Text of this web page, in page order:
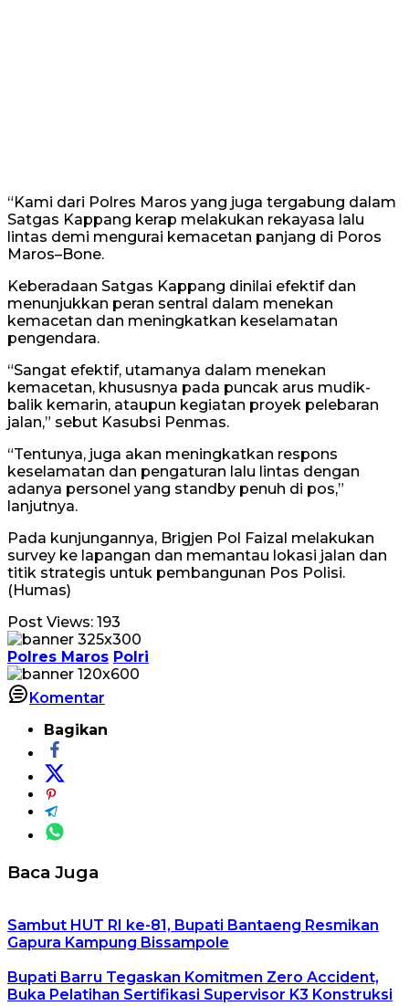
“Kami dari Polres Maros yang juga tergabung dalam
Satgas Kappang kerap melakukan rekayasa lalu
lintas demi mengurai kemacetan panjang di Poros
Maros–Bone.
Keberadaan Satgas Kappang dinilai efektif dan
menunjukkan peran sentral dalam menekan
kemacetan dan meningkatkan keselamatan
pengendara.
“Sangat efektif, utamanya dalam menekan
kemacetan, khususnya pada puncak arus mudik-
balik kemarin, ataupun kegiatan proyek pelebaran
jalan,” sebut Kasubsi Penmas.
“Tentunya, juga akan meningkatkan respons
keselamatan dan pengaturan lalu lintas dengan
adanya personel yang standby penuh di pos,”
lanjutnya.
Pada kunjungannya, Brigjen Pol Faizal melakukan
survey ke lapangan dan memantau lokasi jalan dan
titik strategis untuk pembangunan Pos Polisi.
(Humas)
Post Views: 193
Polres Maros Polri
Komentar
Bagikan
Baca Juga
Sambut HUT RI ke-81, Bupati Bantaeng Resmikan
Gapura Kampung Bissampole
Bupati Barru Tegaskan Komitmen Zero Accident,
Buka Pelatihan Sertifikasi Supervisor K3 Konstruksi